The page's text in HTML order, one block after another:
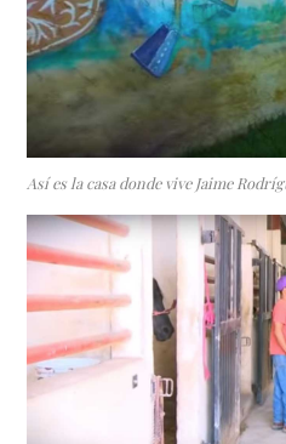
Así es la casa donde vive Jaime